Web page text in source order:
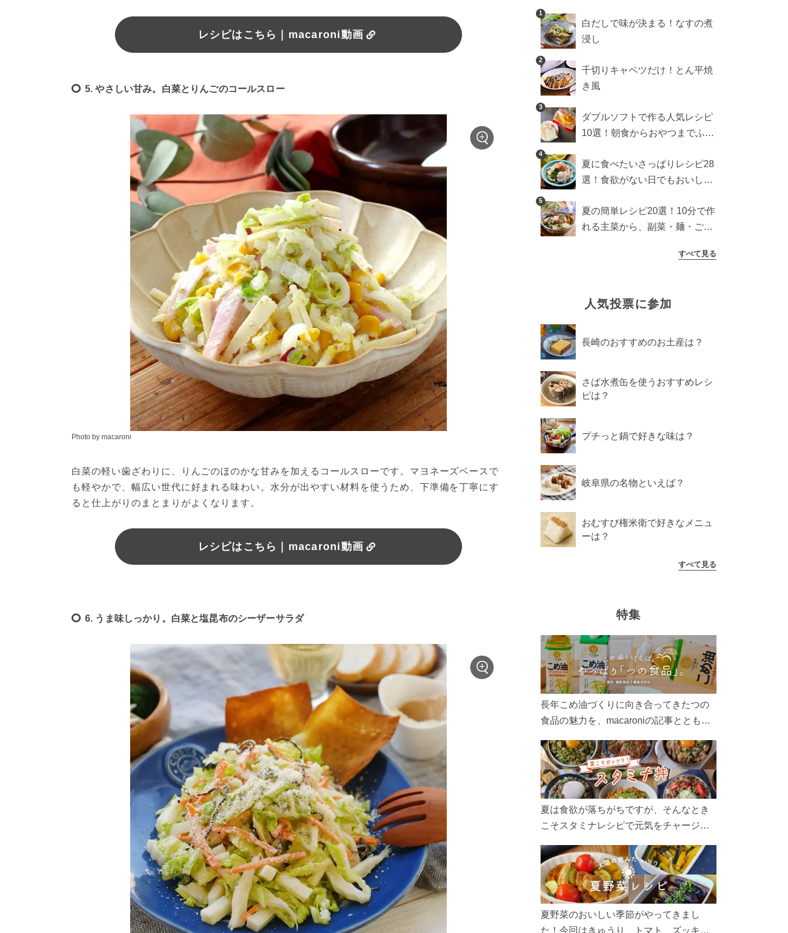
レシピはこちら｜macaroni動画
5. やさしい甘み。白菜とりんごのコールスロー
Photo by macaroni
白菜の軽い歯ざわりに、りんごのほのかな甘みを加えるコールスローです。マヨネーズベースで
も軽やかで、幅広い世代に好まれる味わい。水分が出やすい材料を使うため、下準備を丁寧にす
ると仕上がりのまとまりがよくなります。
レシピはこちら｜macaroni動画
6. うま味しっかり。白菜と塩昆布のシーザーサラダ
1
白だしで味が決まる！なすの煮
浸し
2
千切りキャベツだけ！とん平焼
き風
3
ダブルソフトで作る人気レシピ
10選！朝食からおやつまでふん
4
夏に食べたいさっぱりレシピ28
選！食欲がない日でもおいしい
5
夏の簡単レシピ20選！10分で作
れる主菜から、副菜・麺・ごは
すべて見る
人気投票に参加
長崎のおすすめのお土産は？
さば水煮缶を使うおすすめレシ
ピは？
プチっと鍋で好きな味は？
岐阜県の名物といえば？
おむすび権米衛で好きなメニュ
ーは？
すべて見る
特集
長年こめ油づくりに向き合ってきたつの
食品の魅力を、macaroniの記事とともに
ん、製造現場や品質へのこだわりまで。
こめ油をもっと好きになるコンテンツを
ぜひお楽しみください。
夏は食欲が落ちがちですが、そんなとき
こそスタミナレシピで元気をチャージ！
リ食べて、夏バテを吹き飛ばしましょ
う！
夏野菜のおいしい季節がやってきまし
た！今回はきゅうり、トマト、ズッキー